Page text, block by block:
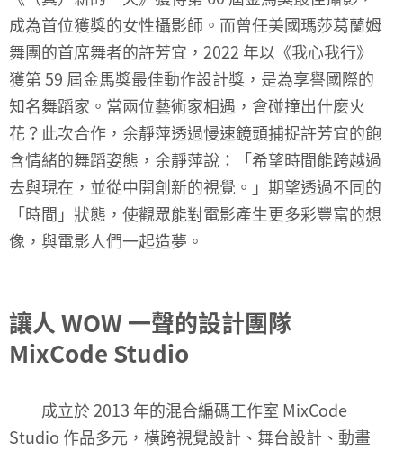
成為首位獲獎的女性攝影師。而曾任美國瑪莎葛蘭姆
舞團的首席舞者的許芳宜，2022 年以《我心我行》
獲第 59 屆金馬獎最佳動作設計獎，是為享譽國際的
知名舞蹈家。當兩位藝術家相遇，會碰撞出什麼火
花？此次合作，余靜萍透過慢速鏡頭捕捉許芳宜的飽
含情緒的舞蹈姿態，余靜萍說：「希望時間能跨越過
去與現在，並從中開創新的視覺。」期望透過不同的
「時間」狀態，使觀眾能對電影產生更多彩豐富的想
像，與電影人們一起造夢。
讓人 WOW 一聲的設計團隊
MixCode Studio
成立於 2013 年的混合編碼工作室 MixCode
Studio 作品多元，橫跨視覺設計、舞台設計、動畫